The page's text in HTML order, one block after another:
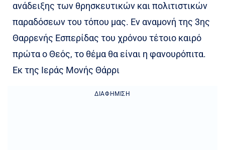
ανάδειξης των θρησκευτικών και πολιτιστικών
παραδόσεων του τόπου μας. Εν αναμονή της 3ης
Θαρρενής Εσπερίδας του χρόνου τέτοιο καιρό
πρώτα ο Θεός, το θέμα θα είναι η φανουρόπιτα.
Εκ της Ιεράς Μονής Θάρρι
ΔΙΑΦΉΜΙΣΗ